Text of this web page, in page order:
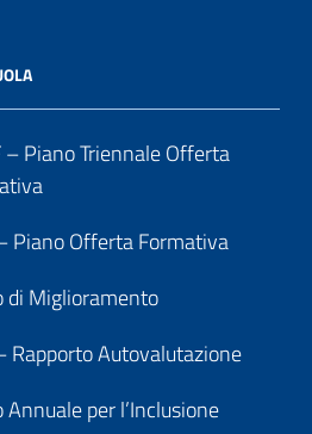
– Piano Triennale Offerta
Piano Offerta Formativa
di Miglioramento
Rapporto Autovalutazione
Annuale per l’Inclusione